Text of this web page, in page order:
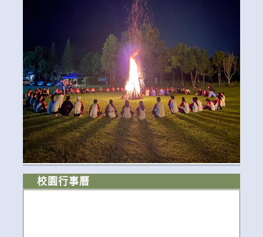
校園行事曆